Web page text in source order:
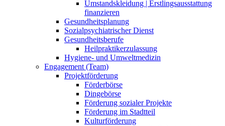
Umstandskleidung | Erstlingsausstattung
finanzieren
Gesundheitsplanung
Sozialpsychiatrischer Dienst
Gesundheitsberufe
Heilpraktikerzulassung
Hygiene- und Umweltmedizin
Engagement (Team)
Projektförderung
Förderbörse
Dingebörse
Förderung sozialer Projekte
Förderung im Stadtteil
Kulturförderung